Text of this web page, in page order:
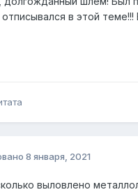
в этой
8 января, 2021
выловлено